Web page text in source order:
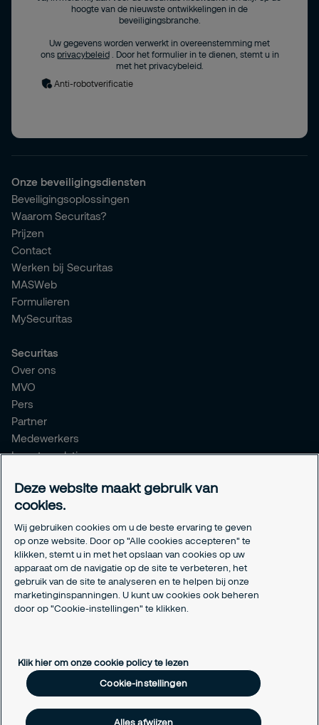
hoogte van de nieuwste ontwikkelingen in de
beveiligingsbranche.
Uw gegevens worden verwerkt in overeenstemming met
ons privacybeleid
. Door het formulier in te dienen, stemt u in
met het privacybeleid.
Anti-robotverificatie
Onze beveiligingsdiensten
Beveiligingsoplossingen
Waarom Securitas?
Prijzen
Contact
Werken bij Securitas
MASWeb
Formulieren
MySecuritas
Securitas
Over ons
MVO
Pers
Partner
Medewerkers
Investor relations
Certificeringen
Aanmeldformulieren installatiepartners
Juridisch
Privacyverklaring
Algemene voorwaarden
Responsible disclosure
Cookie-instellingen
Deze website maakt gebruik van
cookies.
Wij gebruiken cookies om u de beste ervaring te geven
op onze website. Door op "Alle cookies accepteren" te
klikken, stemt u in met het opslaan van cookies op uw
apparaat om de navigatie op de site te verbeteren, het
gebruik van de site te analyseren en te helpen bij onze
marketinginspanningen. U kunt uw cookies ook beheren
door op "Cookie-instellingen" te klikken.
Klik hier om onze cookie policy te lezen
Cookie-instellingen
Alles afwijzen